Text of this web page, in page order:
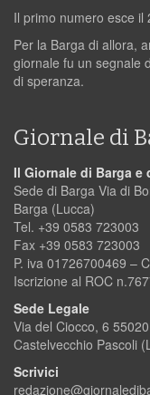
Il primo numero esce il
Per la Barga di allora,
giornale fu un segnale
di speranza.
Giornale di
Il Giornale di Barga e
Sede di Barga Via di
Barga (Lucca)
Tel. +39 0583 723003
Fax +39 0583 723003
P. iva 01726700469 –
Iscrizione al ROC
Sede Legale
Via del Ciocco, 6 55020
Castelvecchio Pascoli
Scrivici